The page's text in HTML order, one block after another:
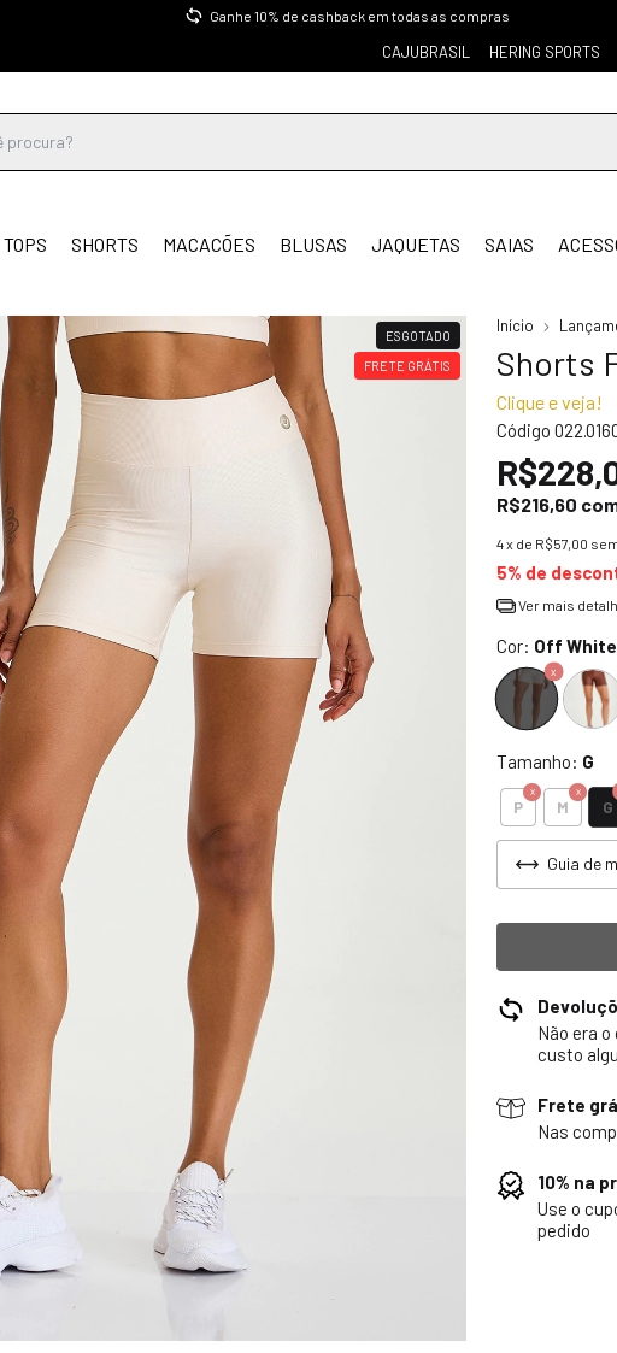
Ganhe 10% de cashback em todas as compras
CAJUBRASIL HERING SPORTS
TOPS SHORTS MACACÕES BLUSAS JAQUETAS SAIAS
ESGOTADO
FRETE GRÁTIS
Início
Shorts
Clique e veja!
Código
R$216,60
4x de R$57,00
5% de
Ver mais
Cor: Off White
Tamanho: G
P M G
Guia de
Não era
custo
Frete
Nas
10% na
Use o
pedido